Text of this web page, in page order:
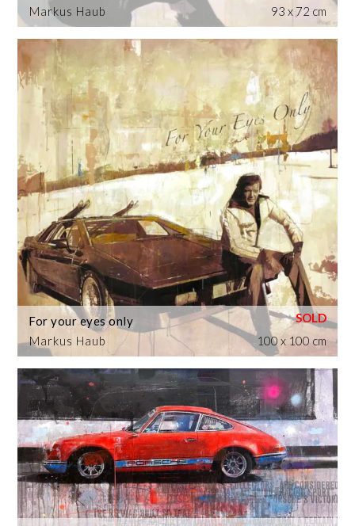
Markus Haub
93 x 72 cm
Markus Haub
For your eyes only
100 x 100 cm